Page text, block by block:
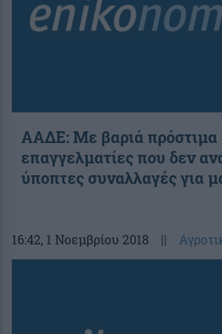
ΑΑΔΕ: Με βαριά πρόστιμα
επαγγελματίες που δεν
ύποπτες συναλλαγές για
16:42, 1 Νοεμβρίου 2018 ||